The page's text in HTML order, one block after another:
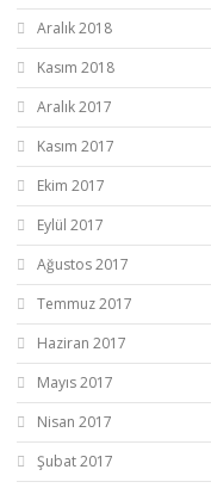
Aralık 2018
Kasım 2018
Aralık 2017
Kasım 2017
Ekim 2017
Eylül 2017
Ağustos 2017
Temmuz 2017
Haziran 2017
Mayıs 2017
Nisan 2017
Şubat 2017